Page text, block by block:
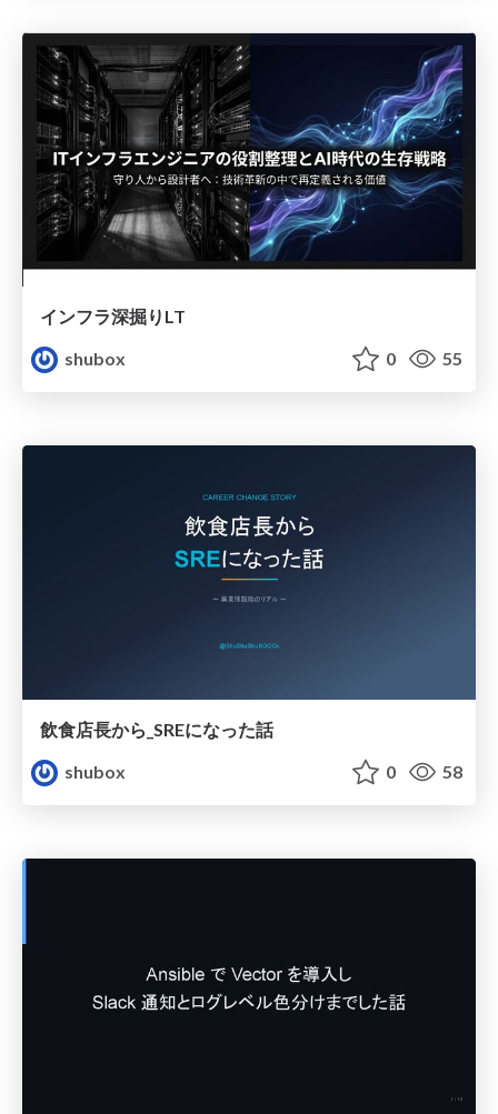
インフラ深掘りLT
shubox
0 55
飲食店長から_SREになった話
shubox
0 58